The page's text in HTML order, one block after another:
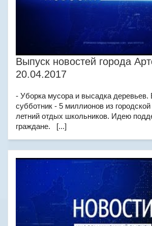
Выпуск новостей города
20.04.2017
- Уборка мусора и высадка деревьев.
субботник - 5 миллионов из
летний отдых школьников. Идею
граждане. [...]